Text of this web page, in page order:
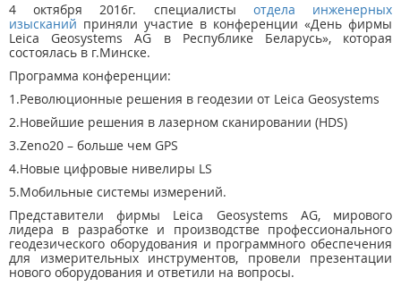
4 октября 2016г. специалисты отдела инженерных
изысканий приняли участие в конференции «День фирмы
Leica Geosystems AG в Республике Беларусь», которая
состоялась в г.Минске.
Программа конференции:
1.Революционные решения в геодезии от Leica Geosystems
2.Новейшие решения в лазерном сканировании (HDS)
3.Zeno20 – больше чем GPS
4.Новые цифровые нивелиры LS
5.Мобильные системы измерений.
Представители фирмы Leica Geosystems AG, мирового
лидера в разработке и производстве профессионального
геодезического оборудования и программного обеспечения
для измерительных инструментов, провели презентации
нового оборудования и ответили на вопросы.